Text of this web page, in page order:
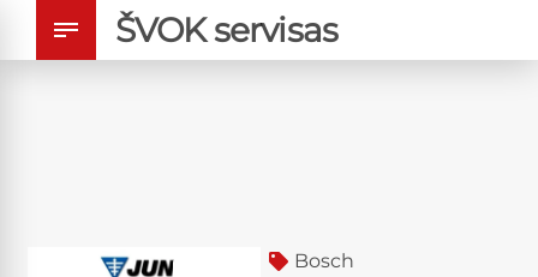
ŠVOK servisas
Bosch